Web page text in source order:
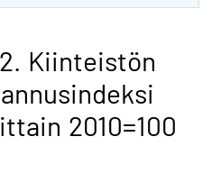
Kiinteistön
2010=100